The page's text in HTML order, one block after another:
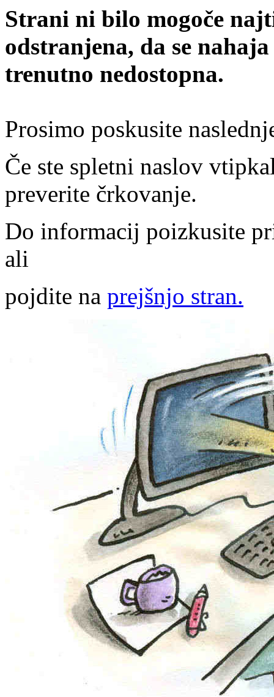
Strani ni bilo mogoče
odstranjena, da se
trenutno nedostopna.
Prosimo poskusite
Če ste spletni naslov
preverite črkovanje.
Do informacij poizkusite
ali
pojdite na prejšnjo stran.